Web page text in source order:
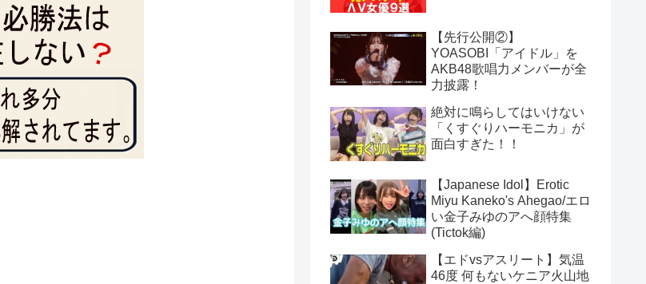
【先行公開②】
YOASOBI「アイドル」を
AKB48歌唱力メンバーが全
力披露！
絶対に鳴らしてはいけない
「くすぐりハーモニカ」が
面白すぎた！！
【Japanese Idol】Erotic
Miyu Kaneko's Ahegao/エロ
い金子みゆのアへ顔特集
(Tictok編)
【エドvsアスリート】気温
46度 何もないケニア火山地